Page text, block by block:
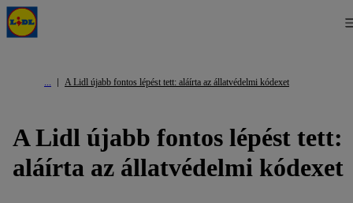
A Lidl újabb fontos lépést tett: aláírta az állatvédelmi kódexet
A Lidl újabb fontos lépést tett:
aláírta az állatvédelmi kódexet